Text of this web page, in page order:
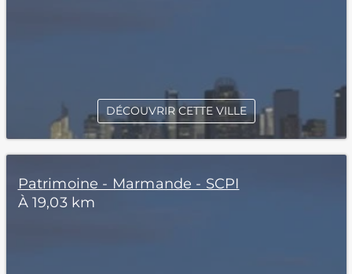
DÉCOUVRIR CETTE VILLE
Patrimoine - Marmande - SCPI
À 19,03 km